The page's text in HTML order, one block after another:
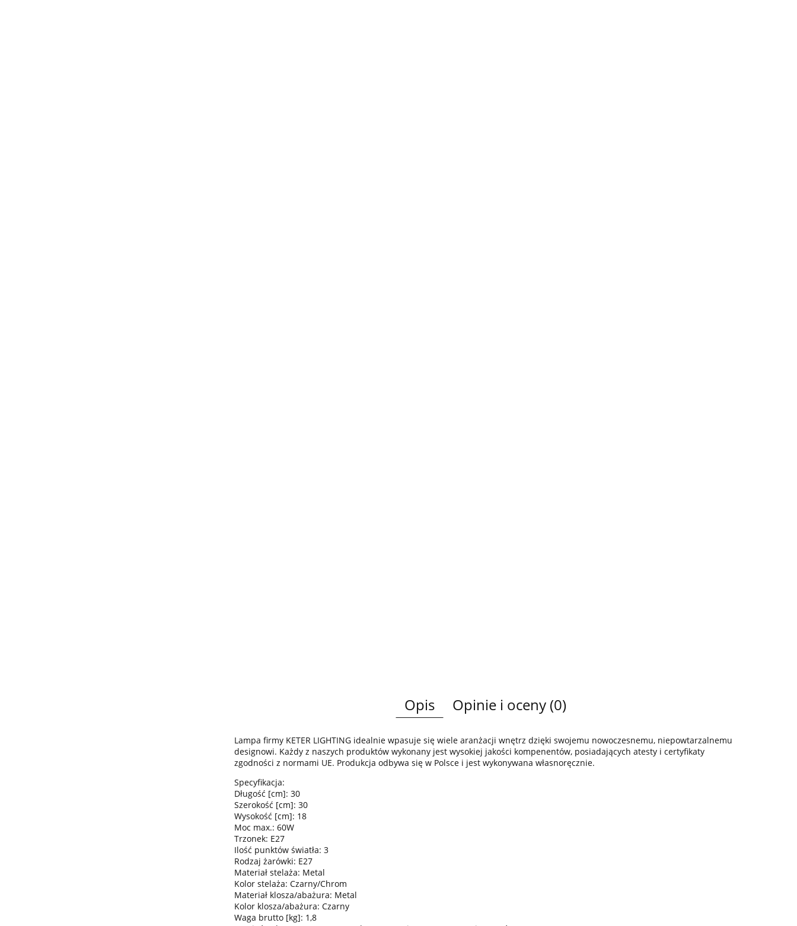
Opis Opinie i oceny (0)
Lampa firmy KETER LIGHTING idealnie wpasuje się wiele aranżacji wnętrz dzięki swojemu nowoczesnemu, niepowtarzalnemu
designowi. Każdy z naszych produktów wykonany jest wysokiej jakości kompenentów, posiadających atesty i certyfikaty
zgodności z normami UE. Produkcja odbywa się w Polsce i jest wykonywana własnoręcznie.
Specyfikacja:
Długość [cm]: 30
Szerokość [cm]: 30
Wysokość [cm]: 18
Moc max.: 60W
Trzonek: E27
Ilość punktów światła: 3
Rodzaj żarówki: E27
Materiał stelaża: Metal
Kolor stelaża: Czarny/Chrom
Materiał klosza/abażura: Metal
Kolor klosza/abażura: Czarny
Waga brutto [kg]: 1,8